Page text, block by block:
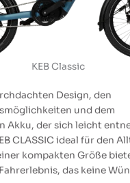
KEB Classic
Design, den
und dem
Akku, der sich leicht
CLASSIC ideal für den
kompakten Größe
das keine